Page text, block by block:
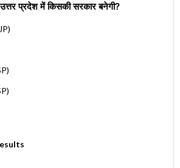
प्रदेश में किसकी सरकार बनेगी?